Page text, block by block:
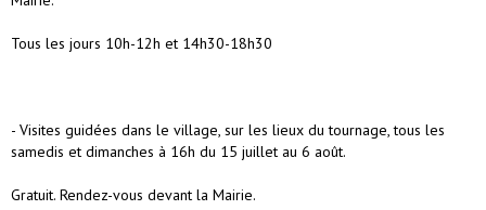
Tous les jours 10h-12h et 14h30-18h30
- Visites guidées dans le village, sur les lieux du tournage, tous les
samedis et dimanches à 16h du 15 juillet au 6 août.
Gratuit. Rendez-vous devant la Mairie.